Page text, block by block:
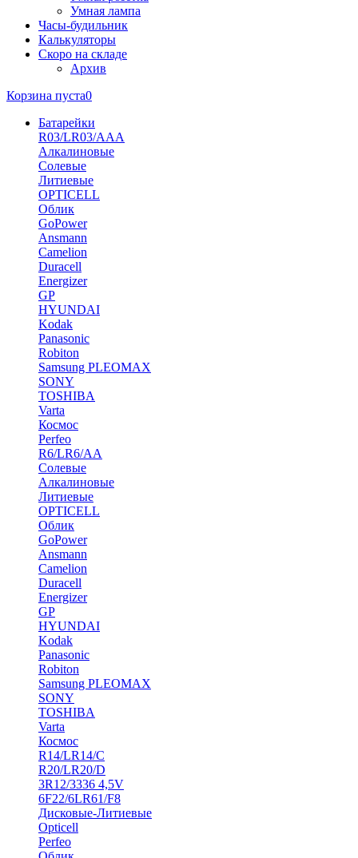
Умная лампа
Часы-будильник
Калькуляторы
Скоро на складе
Архив
Корзина пуста0
Батарейки
R03/LR03/AAA
Алкалиновые
Солевые
Литиевые
OPTICELL
Облик
GoPower
Ansmann
Camelion
Duracell
Energizer
GP
HYUNDAI
Kodak
Panasonic
Robiton
Samsung PLEOMAX
SONY
TOSHIBA
Varta
Космос
Perfeo
R6/LR6/AA
Солевые
Алкалиновые
Литиевые
OPTICELL
Облик
GoPower
Ansmann
Camelion
Duracell
Energizer
GP
HYUNDAI
Kodak
Panasonic
Robiton
Samsung PLEOMAX
SONY
TOSHIBA
Varta
Космос
R14/LR14/C
R20/LR20/D
3R12/3336 4,5V
6F22/6LR61/F8
Дисковые-Литиевые
Opticell
Perfeo